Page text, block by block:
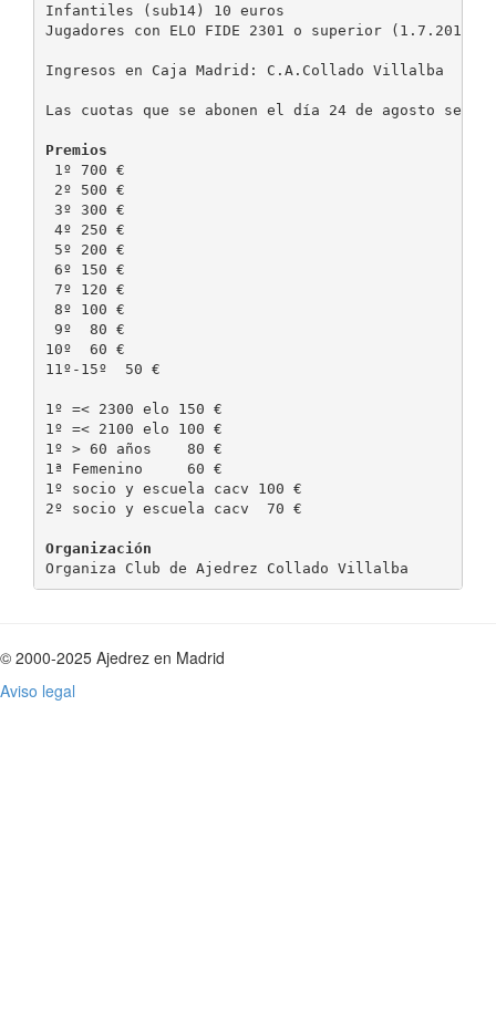
Infantiles (sub14) 10 euros
Jugadores con ELO FIDE 2301 o superior
Ingresos en Caja Madrid: C.A.Collado Villalba
Las cuotas que se abonen el día 24 de agosto
Premios
1º 700 €
2º 500 €
3º 300 €
4º 250 €
5º 200 €
6º 150 €
7º 120 €
8º 100 €
9º  80 €
10º  60 €
11º-15º  50 €
1º =< 2300 elo 150 €
1º =< 2100 elo 100 €
1º > 60 años    80 €
1ª Femenino     60 €
1º socio y escuela cacv 100 €
2º socio y escuela cacv  70 €
Organización
© 2000-2025 Ajedrez en Madrid
Aviso legal